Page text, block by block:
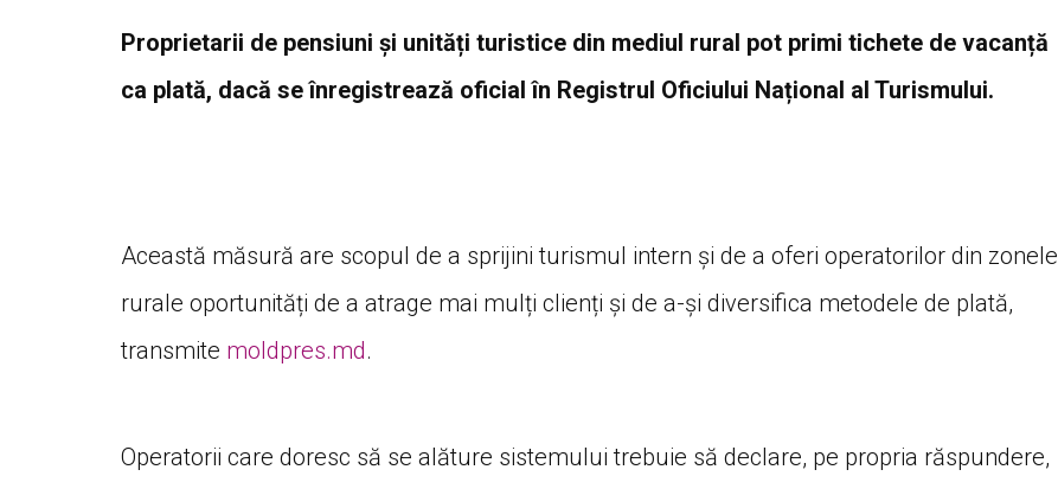
Proprietarii de pensiuni și unități turistice din mediul rural pot primi tichete de vacanță
ca plată, dacă se înregistrează oficial în Registrul Oficiului Național al Turismului.
Această măsură are scopul de a sprijini turismul intern și de a oferi operatorilor din zonele
rurale oportunități de a atrage mai mulți clienți și de a-și diversifica metodele de plată,
transmite moldpres.md.
Operatorii care doresc să se alăture sistemului trebuie să declare, pe propria răspundere,